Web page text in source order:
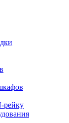
рейку